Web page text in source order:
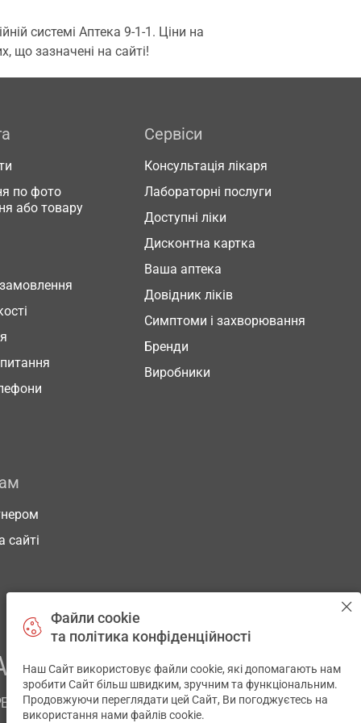
системі Аптека 9-1-1. Ціни на
що зазначені на сайті!
по фото
або товару
Сервіси
Консультація лікаря
Лабораторні послуги
Доступні ліки
Дисконтна картка
Ваша аптека
Довідник ліків
Симптоми і захворювання
Бренди
Виробники
сайті
ЗДОРОВ’Я
Файли cookie
та політика конфіденційності
Наш Сайт використовує файли cookie, які допомагають нам
зробити Сайт більш швидким, зручним та функціональним.
Продовжуючи переглядати цей Сайт, Ви погоджуєтесь на
використання нами файлів cookie.
✕